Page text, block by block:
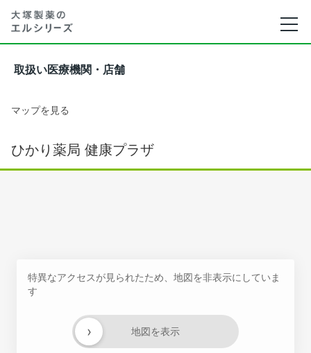
取扱い医療機関・店舗
マップを見る
ひかり薬局 健康プラザ
特異なアクセスが見られたため、地図を非表示にしていま
す
地図を表示
›